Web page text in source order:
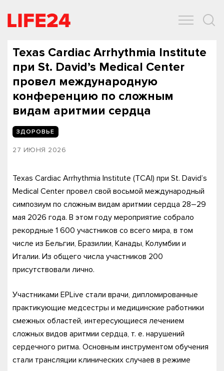
Texas Cardiac Arrhythmia Institute
при St. David’s Medical Center
провел международную
конференцию по сложным
видам аритмии сердца
ЗДОРОВЬЕ
27 ИЮНЯ 2026
Texas Cardiac Arrhythmia Institute (TCAI) при St. David’s
Medical Center провел свой восьмой международный
симпозиум по сложным видам аритмии сердца 28–29
мая 2026 года. В этом году мероприятие собрало
рекордные 1 600 участников со всего мира, в том
числе из Бельгии, Бразилии, Канады, Колумбии и
Италии. Из общего числа участников 200
присутствовали лично.
Участниками EPLive стали врачи, дипломированные
практикующие медсестры и медицинские работники
смежных областей, интересующиеся лечением
сложных видов аритмии сердца, т. е. нарушений
сердечного ритма. Основным инструментом обучения
стали трансляции клинических случаев в режиме